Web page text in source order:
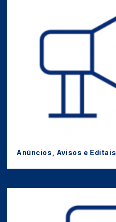
Anúncios, Avisos e Editais